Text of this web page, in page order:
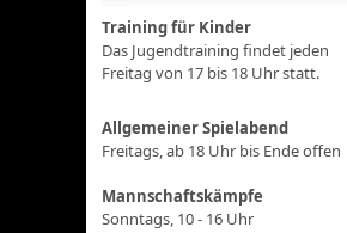
Training für Kinder
Das Jugendtraining findet jeden
Freitag von 17 bis 18 Uhr statt.
Allgemeiner Spielabend
Freitags, ab 18 Uhr bis Ende offen
Mannschaftskämpfe
Sonntags, 10 - 16 Uhr